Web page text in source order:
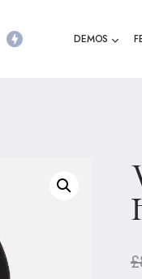
DEMOS
£